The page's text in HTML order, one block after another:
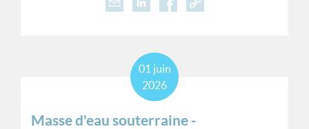
Masse d'eau souterraine -
01 juin
2026